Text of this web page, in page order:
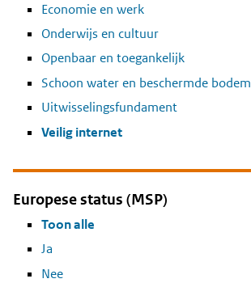
Economie en werk
Onderwijs en cultuur
Openbaar en toegankelijk
Schoon water en beschermde bodem
Uitwisselingsfundament
Veilig internet
Europese status (MSP)
Toon alle
Ja
Nee